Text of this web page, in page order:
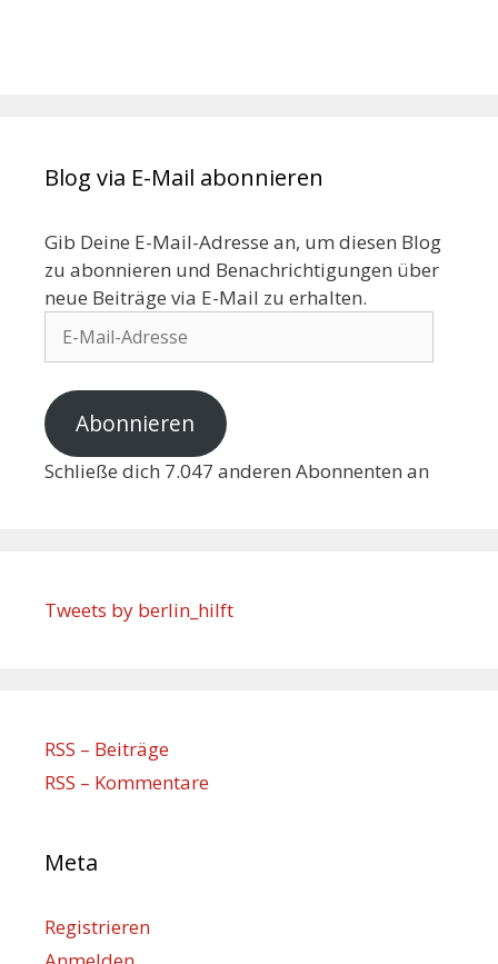
Blog via E-Mail abonnieren
Gib Deine E-Mail-Adresse an, um diesen Blog
zu abonnieren und Benachrichtigungen über
neue Beiträge via E-Mail zu erhalten.
Abonnieren
Schließe dich 7.047 anderen Abonnenten an
Tweets by berlin_hilft
RSS – Beiträge
RSS – Kommentare
Meta
Registrieren